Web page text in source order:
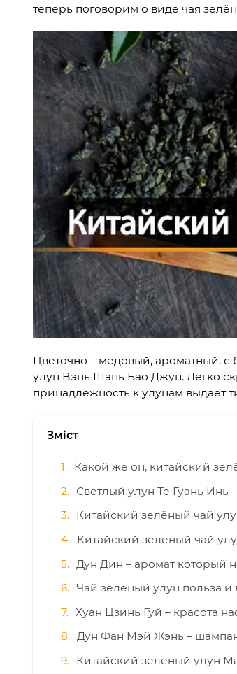
теперь поговорим о виде чая
Цветочно – медовый, ароматный,
улун Вэнь Шань Бао Джун. Легко
принадлежность к улунам выдает
Зміст
Какой же он, китайский
Светлый улун Те Гуань Инь
Китайский зелёный чай
Китайский зелёный чай
Дун Дин – аромат который
Чай зеленый улун польза и
Хуан Цзинь Гуй – красота
Дун Фан Мэй Жэнь –
Китайский зелёный улун